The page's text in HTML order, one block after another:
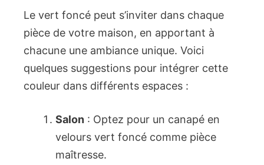
Le vert foncé peut s’inviter dans chaque
pièce de votre maison, en apportant à
chacune une ambiance unique. Voici
quelques suggestions pour intégrer cette
couleur dans différents espaces :
Salon : Optez pour un canapé en
velours vert foncé comme pièce
maîtresse.